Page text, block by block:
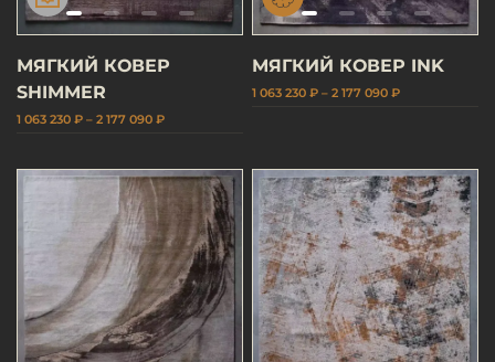
МЯГКИЙ КОВЕР
SHIMMER
1 063 230 ₽ – 2 177 090 ₽
МЯГКИЙ КОВЕР INK
1 063 230 ₽ – 2 177 090 ₽